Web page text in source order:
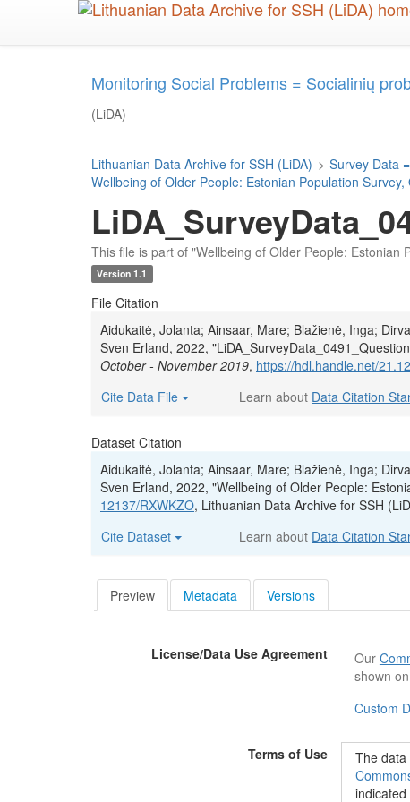
Monitoring Social Problems = Socialinių
(LiDA)
Lithuanian Data Archive for SSH (LiDA) > Survey Data
Wellbeing of Older People: Estonian Population
This file is part of "Wellbeing of Older People: Estonian
Version 1.1
File Citation
Aidukaitė, Jolanta; Ainsaar, Mare; Blažienė, Inga;
Sven Erland, 2022,
October - November 2019, https://hdl.handle.net/
Cite Data File
Learn about Data Citation
Dataset Citation
Aidukaitė, Jolanta; Ainsaar, Mare; Blažienė, Inga;
Sven Erland, 2022, "Wellbeing of Older People:
12137/RXWKZO, Lithuanian Data Archive for SSH
Cite Dataset
Learn about Data Citation
Preview Metadata Versions
License/Data Use Agreement Our
shown
Custom
Terms of Use The data